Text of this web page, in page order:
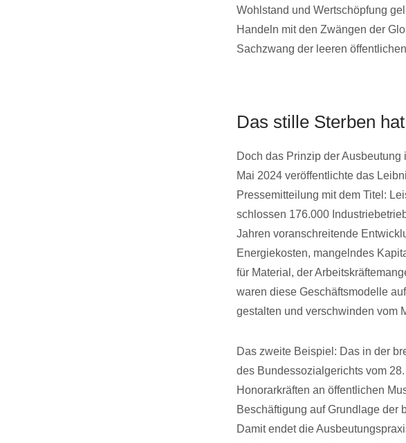
Wohlstand und Wertschöpfung
Handeln mit den Zwängen der
Sachzwang der leeren
Das stille Sterben
Doch das Prinzip der
Mai 2024 veröffentlichte das
Pressemitteilung mit dem Titel:
schlossen 176.000
Jahren voranschreitende
Energiekosten, mangelndes
für Material, der
waren diese Geschäftsmodelle
gestalten und verschwinden vom
Das zweite Beispiel: Das in der
des Bundessozialgerichts vom
Honorarkräften an öffentlichen
Beschäftigung auf Grundlage der
Damit endet die